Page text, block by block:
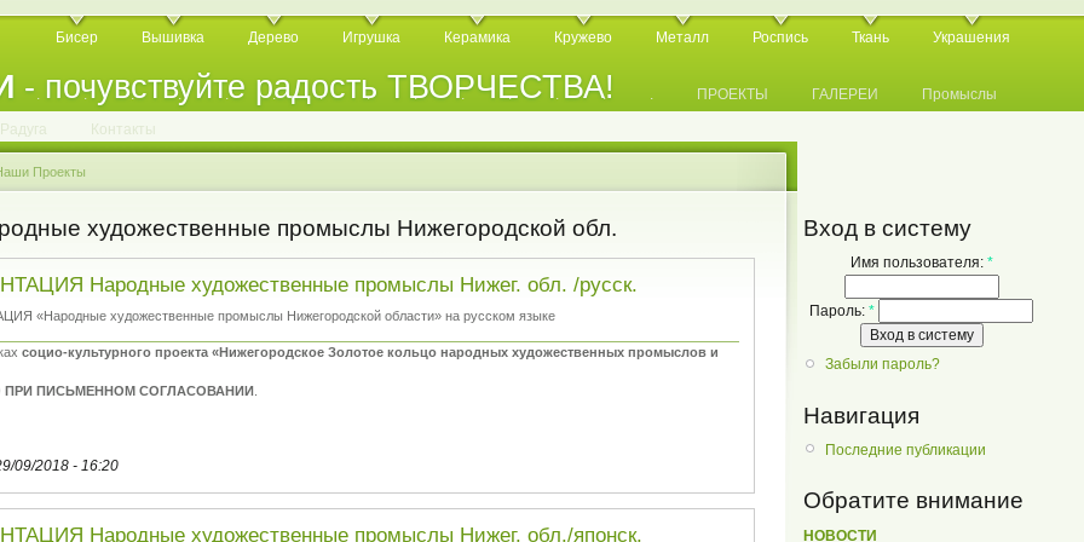
- почувствуйте радость ТВОРЧЕСТВА!
Бисер Вышивка Дерево Игрушка Керамика Кружево Металл Роспись Ткань Украшения
. . . . . . . . . . . . . . ПРОЕКТЫ ГАЛЕРЕИ Промыслы
Радуга Контакты
Проекты
художественные промыслы Нижегородской обл.
Народные художественные промыслы Нижег. обл. /русск.
«Народные художественные промыслы Нижегородской области» на русском языке
социо-культурного проекта «Нижегородское Золотое кольцо народных художественных промыслов и
ПРИ ПИСЬМЕННОМ СОГЛАСОВАНИИ
09/2018 - 16:20
Народные художественные промыслы Нижег. обл./японск.
Вход в систему
Имя пользователя: *
Пароль: *
Забыли пароль?
Навигация
Последние публикации
Обратите внимание
НОВОСТИ